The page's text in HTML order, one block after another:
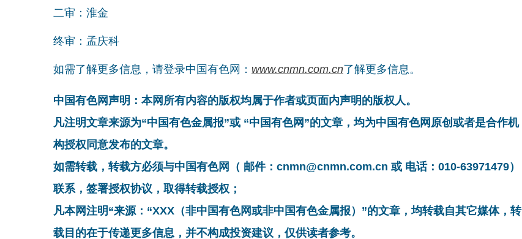
二审：淮金
终审：孟庆科
如需了解更多信息，请登录中国有色网： www.cnmn.com.cn了解更多信息。
中国有色网声明：本网所有内容的版权均属于作者或页面内声明的版权人。
凡注明文章来源为“中国有色金属报”或 “中国有色网”的文章，均为中国有色网原创或者是合作机
构授权同意发布的文章。
如需转载，转载方必须与中国有色网（ 邮件：cnmn@cnmn.com.cn 或 电话：010-63971479）
联系，签署授权协议，取得转载授权；
凡本网注明“来源：“XXX（非中国有色网或非中国有色金属报）”的文章，均转载自其它媒体，转
载目的在于传递更多信息，并不构成投资建议，仅供读者参考。